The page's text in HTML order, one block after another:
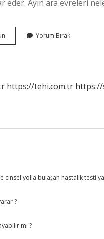
eder. Ayın ara evreleri
Ilk
Yorum Bırak
https://tehi.com.tr https://
cinsel yolla bulaşan hastalık testi
?
mi ?